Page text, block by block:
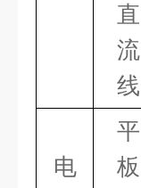
直
流
线
电
平
板